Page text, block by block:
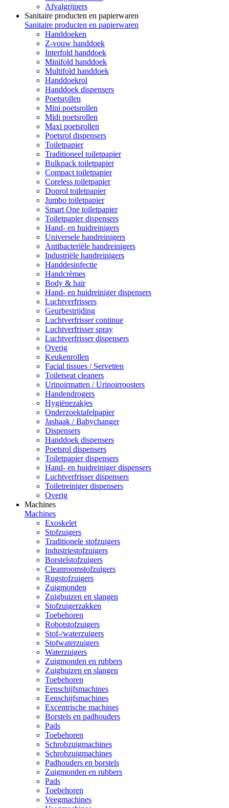
Afvalgrijpers
Sanitaire producten en papierwaren
Sanitaire producten en papierwaren
Handdoeken
Z-vouw handdoek
Interfold handdoek
Minifold handdoek
Multifold handdoek
Handdoekrol
Handdoek dispensers
Poetsrollen
Mini poetsrollen
Midi poetsrollen
Maxi poetsrollen
Poetsrol dispensers
Toiletpapier
Traditioneel toiletpapier
Bulkpack toiletpapier
Compact toiletpapier
Coreless toiletpapier
Doprol toiletpapier
Jumbo toiletpapier
Smart One toiletpapier
Toiletpapier dispensers
Hand- en huidreinigers
Universele handreinigers
Antibacteriële handreinigers
Industriële handreinigers
Handdesinfectie
Handcrèmes
Body & hair
Hand- en huidreiniger dispensers
Luchtverfrissers
Geurbestrijding
Luchtverfrisser continue
Luchtverfrisser spray
Luchtverfrisser dispensers
Overig
Keukenrollen
Facial tissues / Servetten
Toiletseat cleaners
Urinoirmatten / Urinoirroosters
Handendrogers
Hygiënezakjes
Onderzoektafelpapier
Jashaak / Babychanger
Dispensers
Handdoek dispensers
Poetsrol dispensers
Toiletpapier dispensers
Hand- en huidreiniger dispensers
Luchtverfrisser dispensers
Toiletreiniger dispensers
Overig
Machines
Machines
Exoskelet
Stofzuigers
Traditionele stofzuigers
Industriestofzuigers
Borstelstofzuigers
Cleanroomstofzuigers
Rugstofzuigers
Zuigmonden
Zuigbuizen en slangen
Stofzuigerzakken
Toebehoren
Robotstofzuigers
Stof-/waterzuigers
Stofwaterzuigers
Waterzuigers
Zuigmonden en rubbers
Zuigbuizen en slangen
Toebehoren
Eenschijfsmachines
Eenschijfsmachines
Excentrische machines
Borstels en padhouders
Pads
Toebehoren
Schrobzuigmachines
Schrobzuigmachines
Padhouders en borstels
Zuigmonden en rubbers
Pads
Toebehoren
Veegmachines